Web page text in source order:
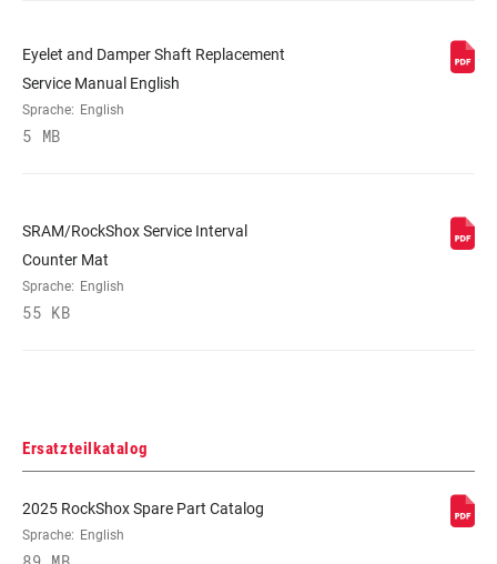
Eyelet and Damper Shaft Replacement
Service Manual English
Sprache: English
5 MB
SRAM/RockShox Service Interval
Counter Mat
Sprache: English
55 KB
Ersatzteilkatalog
2025 RockShox Spare Part Catalog
Sprache: English